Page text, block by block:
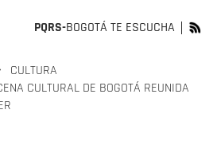
PQRS-BOGOTÁ TE ESCUCHA
CULTURA
CULTURAL DE BOGOTÁ REUNIDA